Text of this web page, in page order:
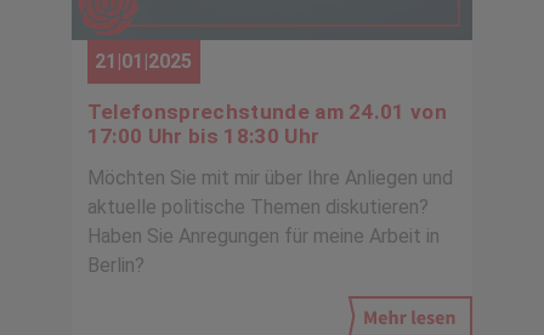
21|01|2025
Telefonsprechstunde am 24.01 von
17:00 Uhr bis 18:30 Uhr
Möchten Sie mit mir über Ihre Anliegen und
aktuelle politische Themen diskutieren?
Haben Sie Anregungen für meine Arbeit in
Berlin?